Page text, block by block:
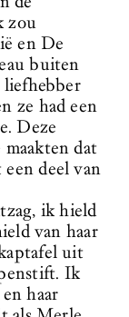
zou
en De
buiten
liefhebber
ze had een
Deze
dat
deel van
ik hield
van haar
uit
Ik
haar